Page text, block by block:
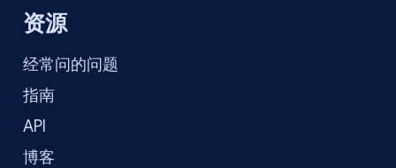
资源
经常问的问题
指南
API
博客